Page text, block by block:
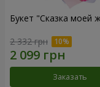
Букет "Сказка моей
2 332 грн
Заказать